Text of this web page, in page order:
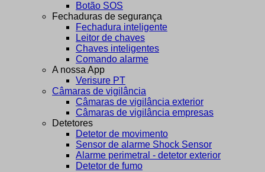
Botão SOS
Fechaduras de segurança
Fechadura inteligente
Leitor de chaves
Chaves inteligentes
Comando alarme
A nossa App
Verisure PT
Câmaras de vigilância
Câmaras de vigilância exterior
Câmaras de vigilância empresas
Detetores
Detetor de movimento
Sensor de alarme Shock Sensor
Alarme perimetral - detetor exterior
Detetor de fumo